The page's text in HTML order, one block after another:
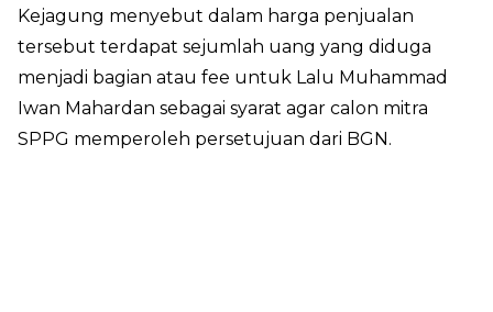
Kejagung menyebut dalam harga penjualan
tersebut terdapat sejumlah uang yang diduga
menjadi bagian atau fee untuk Lalu Muhammad
Iwan Mahardan sebagai syarat agar calon mitra
SPPG memperoleh persetujuan dari BGN.